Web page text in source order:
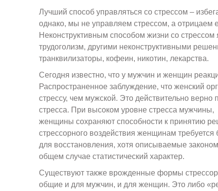
Лучший способ управляться со стрессом –
однако, мы не управляем стрессом, а отрицаем
Неконструктивным способом жизни со стрессом
трудоголизм, другими неконструктивными
транквилизаторы, кофеин, никотин, лекарства.
Сегодня известно, что у мужчин и женщин
Распространенное заблуждение, что женский
стрессу, чем мужской. Это действительно верно
стресса. При высоком уровне стресса
женщины сохраняют способности к принятию
стрессорного воздействия женщинам
для восстановления, хотя описываемые
общем случае статистический характер.
Существуют также врожденные формы
общие и для мужчин, и для женщин. Это либо